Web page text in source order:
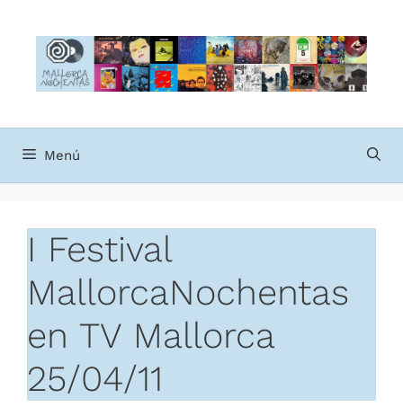
contenido
Menú
I Festival
MallorcaNochentas
en TV Mallorca
25/04/11